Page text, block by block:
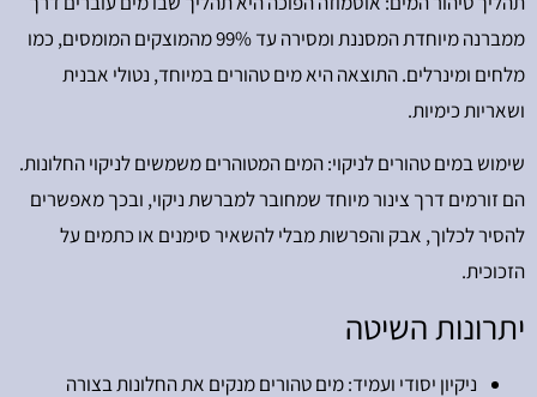
ממברנה מיוחדת המסננת ומסירה עד 99% מהמוצקים המומסים, כמו
מלחים ומינרלים. התוצאה היא מים טהורים במיוחד, נטולי אבנית
ושאריות כימיות.
שימוש במים טהורים לניקוי: המים המטוהרים משמשים לניקוי החלונות.
הם זורמים דרך צינור מיוחד שמחובר למברשת ניקוי, ובכך מאפשרים
להסיר לכלוך, אבק והפרשות מבלי להשאיר סימנים או כתמים על
הזכוכית.
יתרונות השיטה
ניקיון יסודי ועמיד: מים טהורים מנקים את החלונות בצורה